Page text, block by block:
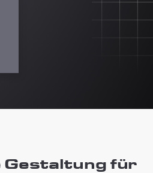
Gestaltung für